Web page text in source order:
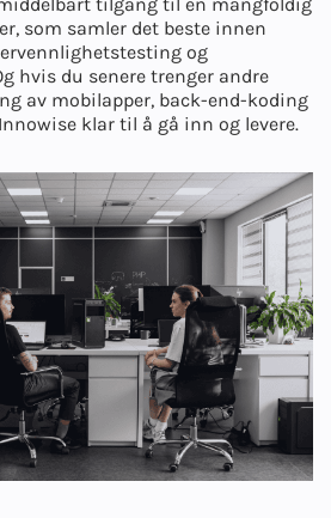
som samler det beste innen
og
hvis du senere trenger andre
av mobilapper, back-end-koding
klar til å gå inn og levere.